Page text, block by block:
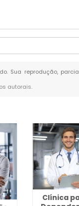
Sua reprodução,
autorais.
Clínica